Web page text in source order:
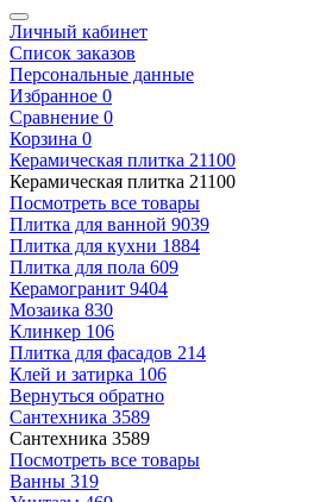
Личный кабинет
Список заказов
Персональные данные
Избранное 0
Сравнение 0
Корзина 0
Керамическая плитка 21100
Керамическая плитка 21100
Посмотреть все товары
Плитка для ванной 9039
Плитка для кухни 1884
Плитка для пола 609
Керамогранит 9404
Мозаика 830
Клинкер 106
Плитка для фасадов 214
Клей и затирка 106
Вернуться обратно
Сантехника 3589
Сантехника 3589
Посмотреть все товары
Ванны 319